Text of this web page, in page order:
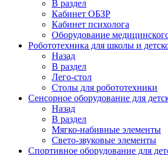
В раздел
Кабинет ОБЗР
Кабинет психолога
Оборудование
Робототехника для школы и
Назад
В раздел
Лего-стол
Столы для робототехники
Сенсорное оборудование для
Назад
В раздел
Мягко-набивные элементы
Свето-звуковые элементы
Спортивное оборудование для